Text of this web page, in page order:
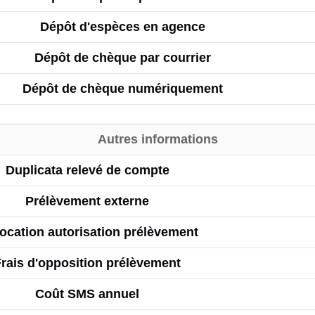
Dépôt d'espèces en agence
Dépôt de chèque par courrier
Dépôt de chèque numériquement
Autres informations
Duplicata relevé de compte
Prélèvement externe
autorisation prélèvement
d'opposition prélèvement
Coût SMS annuel